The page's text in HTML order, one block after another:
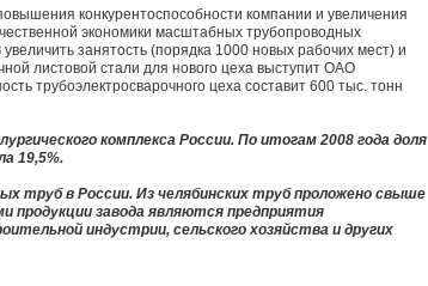
конкурентоспособности компании и увеличения
экономики масштабных трубопроводных
занятость (порядка 1000 новых рабочих мест) и
листовой стали для нового цеха выступит ОАО
трубоэлектросварочного цеха составит 600 тыс. тонн
комплекса России. По итогам 2008 года доля
19,5%.
труб в России. Из челябинских труб проложено свыше
продукции завода являются предприятия
индустрии, сельского хозяйства и других